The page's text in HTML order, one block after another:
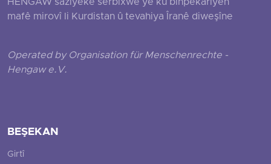
HENGAW saziyeke serbixwe ye ku binpêkariyên
mafê mirovî li Kurdistan û tevahiya Îranê diweşîne
Operated by Organisation für Menschenrechte -
Hengaw e.V.
BEŞEKAN
Girtî